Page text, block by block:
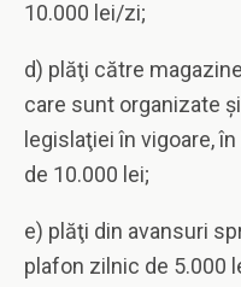
10.000 lei/zi;
d) plăţi către
care sunt organizate
legislaţiei în vigoare,
de 10.000 lei;
e) plăţi din avansuri
plafon zilnic de 5.000